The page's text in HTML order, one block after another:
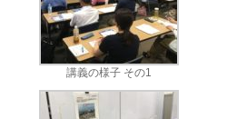
講義の様子 その1